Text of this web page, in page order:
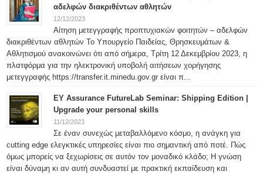
αδελφών διακριθέντων αθλητών
12/12/2023
Αίτηση μετεγγραφής προπτυχιακών φοιτητών – αδελφών
διακριθέντων αθλητών Το Υπουργείο Παιδείας, Θρησκευμάτων &
Αθλητισμού ανακοινώνει ότι από σήμερα, Τρίτη 12 Δεκεμβρίου 2023, η
πλατφόρμα για την ηλεκτρονική υποβολή αιτήσεων χορήγησης
μετεγγραφής https://transfer.it.minedu.gov.gr είναι π...
ΕΥ Assurance FutureLab Seminar: Shipping Edition |
Upgrade your personal skills
11/12/2023
Σε έναν συνεχώς μεταβαλλόμενο κόσμο, η ανάγκη για
cutting edge ελεγκτικές υπηρεσίες είναι πιο σημαντική από ποτέ. Πώς
όμως μπορείς να ξεχωρίσεις σε αυτόν τον μοναδικό κλάδο; Η γνώση
είναι δύναμη κι αν αυτή συνδυαστεί με πρακτική εκπαίδευση και